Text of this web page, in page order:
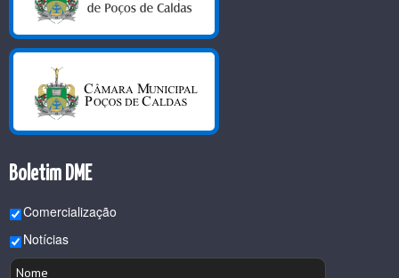
Boletim DME
Comercialização
Notícias